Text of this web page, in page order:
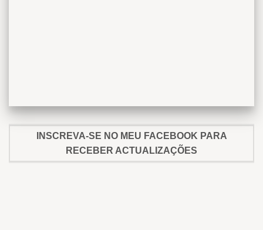
INSCREVA-SE NO MEU FACEBOOK PARA
RECEBER ACTUALIZAÇÕES